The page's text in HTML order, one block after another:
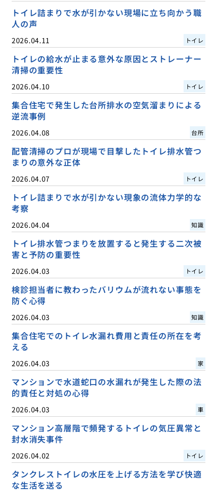
トイレ詰まりで水が引かない現場に立ち向かう職
人の声
2026.04.11 トイレ
トイレの給水が止まる意外な原因とストレーナー
清掃の重要性
2026.04.10 トイレ
集合住宅で発生した台所排水の空気溜まりによる
逆流事例
2026.04.08 台所
配管清掃のプロが現場で目撃したトイレ排水管つ
まりの意外な正体
2026.04.07 トイレ
トイレ詰まりで水が引かない現象の流体力学的な
考察
2026.04.04 知識
トイレ排水管つまりを放置すると発生する二次被
害と予防の重要性
2026.04.03 トイレ
検診担当者に教わったバリウムが流れない事態を
防ぐ心得
2026.04.03 知識
集合住宅でのトイレ水漏れ費用と責任の所在を考
える
2026.04.03 家
マンションで水道蛇口の水漏れが発生した際の法
的責任と対処の心得
2026.04.03 車
マンション高層階で頻発するトイレの気圧異常と
封水消失事件
2026.04.02 トイレ
タンクレストイレの水圧を上げる方法を学び快適
な生活を送る